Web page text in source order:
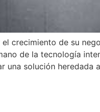
el crecimiento de su
de la tecnología
una solución heredada